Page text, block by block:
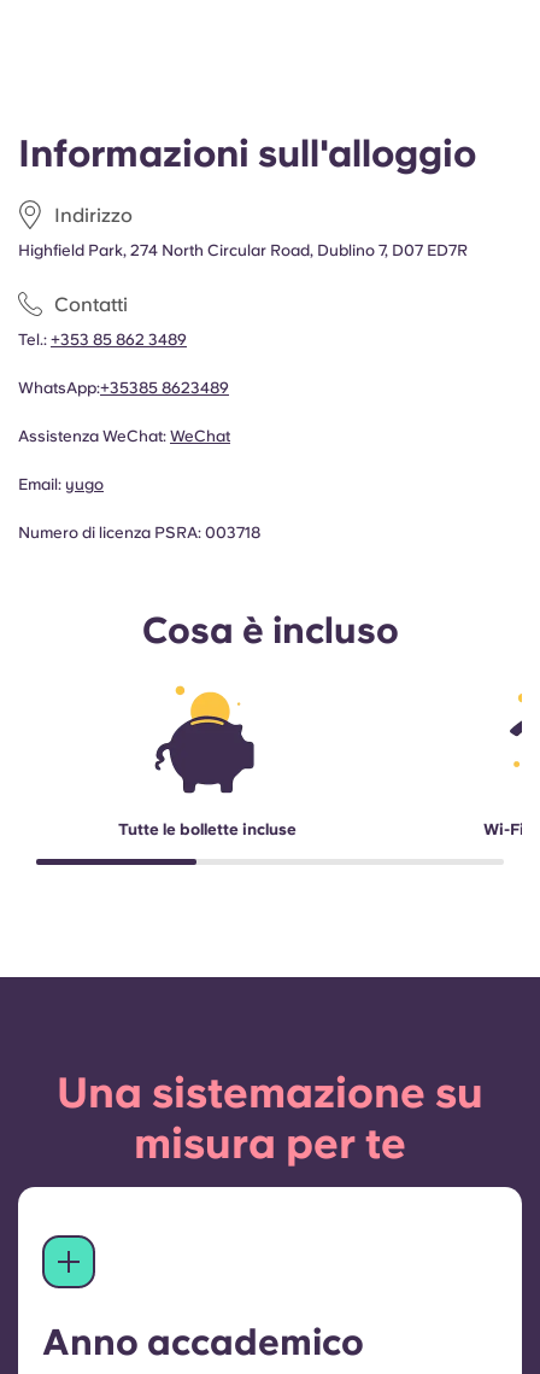
Informazioni sull'alloggio
Indirizzo
Highfield Park, 274 North Circular Road, Dublino 7, D07 ED7R
Contatti
Tel.: +353 85 862 3489
WhatsApp:+35385 8623489
Assistenza WeChat: WeChat
Email: yugo
Numero di licenza PSRA: 003718
Cosa è incluso
Tutte le bollette incluse Wi-Fi
Una sistemazione su
misura per te
Anno accademico